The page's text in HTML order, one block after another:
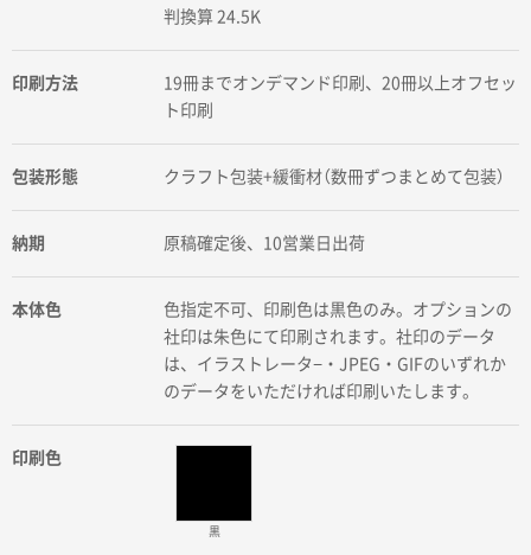
判換算 24.5K
印刷方法
19冊までオンデマンド印刷、20冊以上オフセッ
ト印刷
包装形態 クラフト包装+緩衝材（数冊ずつまとめて包装）
納期 原稿確定後、10営業日出荷
本体色
色指定不可、印刷色は黒色のみ。オプションの
社印は朱色にて印刷されます。社印のデータ
は、イラストレータ−・JPEG・GIFのいずれか
のデータをいただければ印刷いたします。
印刷色
黒